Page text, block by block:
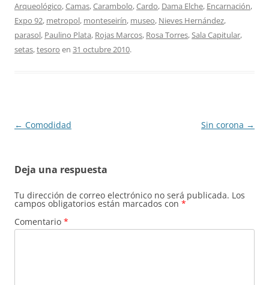
Arqueológico,Camas,Carambolo,Cardo, Dama Elche, Encarnación,
Expo 92, metropol, monteseirín, museo, Nieves Hernández,
parasol, Paulino Plata, Rojas Marcos, Rosa Torres,Sala Capitular,
setas,tesoro en 31 octubre 2010.
Navegación
← Comodidad Sin corona →
Deja una respuesta
Tu dirección de correo electrónico no será publicada. Los
campos obligatorios están marcados con *
Comentario *